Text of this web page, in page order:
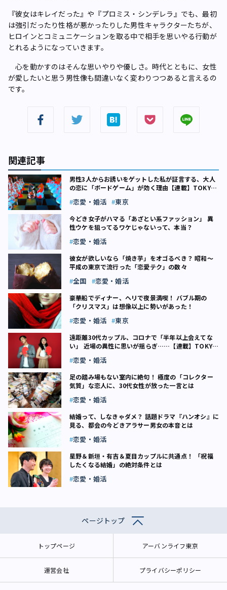
『彼女はキレイだった』や『プロミス・シンデレラ』でも、最初
は強引だったり性格が悪かったりした男性キャラクターたちが、
ヒロインとコミュニケーションを取る中で相手を思いやる行動が
とれるようになっていきます。
心を動かすのはそんな思いやりや優しさ。時代とともに、女性
が愛したいと思う男性像も間違いなく変わりつつあると言えるの
です。
関連記事
男性3人からお誘いをゲットした私が証言する、大人
の恋に「ボードゲーム」が効く理由【連載】TOKYO
恋愛・婚活 東京
今どき女子がハマる「あざとい系ファッション」 異
性ウケを狙ってるワケじゃないって、本当？
恋愛・婚活
彼女が欲しいなら「焼き芋」をオゴるべき？ 昭和～
平成の東京で流行った「恋愛テク」の数々
全国 恋愛・婚活
豪華船でディナー、ヘリで夜景満喫！ バブル期の
「クリスマス」は想像以上に勢いがあった！
恋愛・婚活 東京
遠距離30代カップル、コロナで「半年以上会えてな
い」 近場の異性に思いが揺らぎ……【連載】TOKYO
恋愛・婚活
足の踏み場もない室内に絶句！ 極度の「コレクター
気質」な恋人に、30代女性が放った一言とは
恋愛・婚活
結婚って、しなきゃダメ？ 話題ドラマ『ハンオシ』に
見る、都会の今どきアラサー男女の本音とは
恋愛・婚活
星野＆新垣・有吉＆夏目カップルに共通点！ 「祝福
したくなる結婚」の絶対条件とは
恋愛・婚活
ページトップ
トップページ アーバンライフ東京
運営会社 プライバシーポリシー